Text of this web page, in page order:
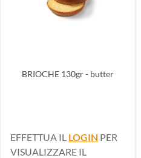
BRIOCHE 130gr - butter
EFFETTUA IL LOGIN PER
VISUALIZZARE IL